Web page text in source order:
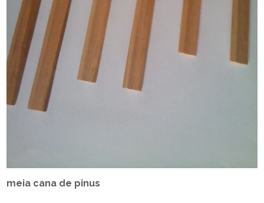
meia cana de pinus